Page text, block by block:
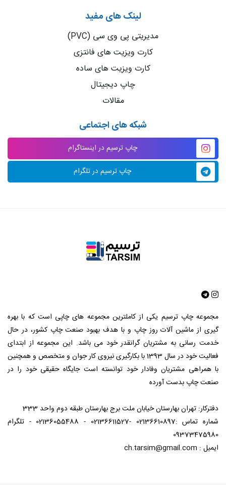
لینک های مفید
مدیریتی پی وی سی (PVC)
کارت ویزیت های فانتزی
کارت ویزیت های ساده
چاپ دیجیتال
مقالات
شبکه های اجتماعی
چاپ ترسیم در اینستاگرام
چاپ ترسیم در تلگرام
مجموعه چاپ ترسیم یکی از کاملترین مجموعه های چاپی است که با بهره
گیری از ماشین آلات روز چاپ و با هدف بهبود صنعت چاپ کشور، در حال
خدمت رسانی به مشتریان گرانقدر خود می باشد. این مجموعه از ابتدای
فعالیت خود در سال 1393 با بکارگیری نیروی کار جوان و متخصص و همچنین
با همراهی مشتریان وفادار خود توانسته است جایگاه حقیقی خود را در
صنعت چاپ بدست آورده
دفترکار: تهران بهارستان خیابان ملت برج بهارستان طبقه دوم واحد 333
شماره تماس :02136610897 -02136611527 - 02136055488 - تلگرام
09373475980
ایمیل : ch.tarsim@gmail.com